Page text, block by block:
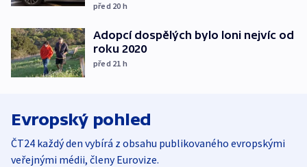
před 20 h
Adopcí dospělých bylo loni nejvíc od
roku 2020
před 21 h
Evropský pohled
ČT24 každý den vybírá z obsahu publikovaného evropskými
veřejnými médii, členy Eurovize.